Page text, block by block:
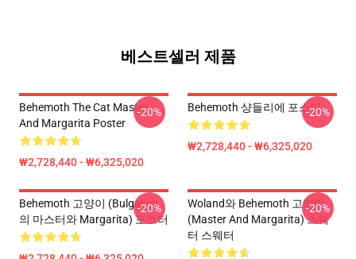
베스트셀러 제품
Behemoth The Cat Master
And Margarita Poster
₩2,728,440 - ₩6,325,020
-20% Behemoth 샹들리에 포스터
₩2,728,440 - ₩6,325,020
-20%
Behemoth 고양이 (Bulgakov
의 마스터와 Margarita) 포스터
-20%
Woland와 Behemoth 고양이
(Master And Margarita) 스웨
터 스웨터
-20%